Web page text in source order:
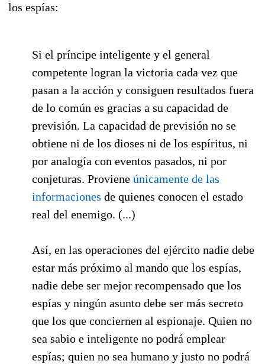
los espías:
Si el príncipe inteligente y el general
competente logran la victoria cada vez que
pasan a la acción y consiguen resultados fuera
de lo común es gracias a su capacidad de
previsión. La capacidad de previsión no se
obtiene ni de los dioses ni de los espíritus, ni
por analogía con eventos pasados, ni por
conjeturas. Proviene únicamente de las
informaciones de quienes conocen el estado
real del enemigo. (...)
Así, en las operaciones del ejército nadie debe
estar más próximo al mando que los espías,
nadie debe ser mejor recompensado que los
espías y ningún asunto debe ser más secreto
que los que conciernen al espionaje. Quien no
sea sabio e inteligente no podrá emplear
espías; quien no sea humano y justo no podrá